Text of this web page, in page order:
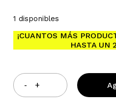
1 disponibles
¡CUANTOS MÁS
HASTA UN